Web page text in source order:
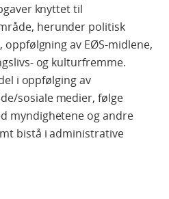
knyttet til
herunder politisk
av EØS-midlene,
og kulturfremme.
i oppfølging av
sosiale medier, følge
myndighetene og andre
bistå i administrative